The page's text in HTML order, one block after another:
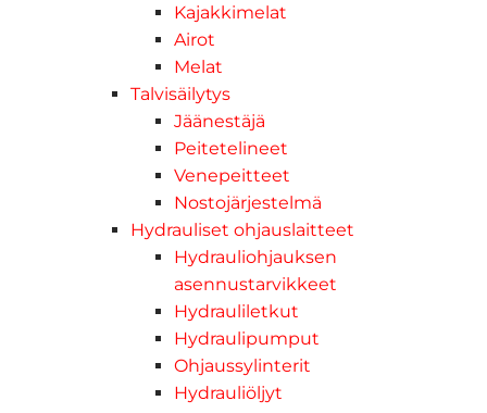
Kajakkimelat
Airot
Melat
Talvisäilytys
Jäänestäjä
Peitetelineet
Venepeitteet
Nostojärjestelmä
Hydrauliset ohjauslaitteet
Hydrauliohjauksen
asennustarvikkeet
Hydrauliletkut
Hydraulipumput
Ohjaussylinterit
Hydrauliöljyt